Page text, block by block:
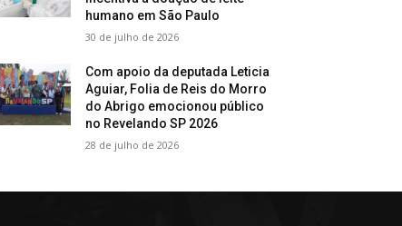
humano em São Paulo
30 de julho de 2026
Com apoio da deputada Leticia
Aguiar, Folia de Reis do Morro
do Abrigo emocionou público
no Revelando SP 2026
28 de julho de 2026